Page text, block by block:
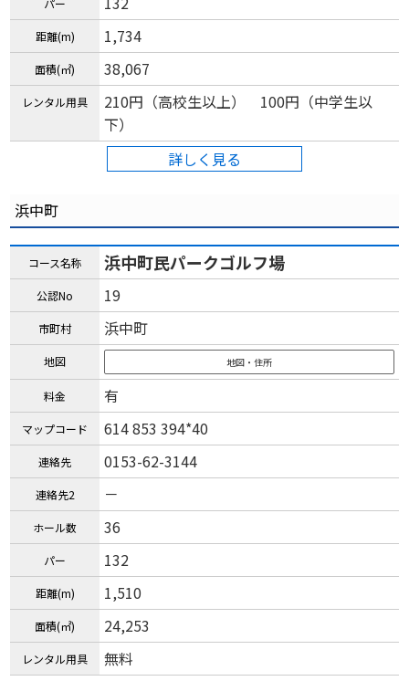
パー
距離(m) 1,734
面積(㎡) 38,067
レンタル用具
210円（高校生以上） 100円（中学生以
下）
詳しく見る
浜中町
コース名称 浜中町民パークゴルフ場
公認No 19
市町村 浜中町
地図 地図・住所
料金 有
マップコード 614 853 394*40
連絡先 0153-62-3144
連絡先2 －
ホール数 36
パー 132
距離(m) 1,510
面積(㎡) 24,253
レンタル用具 無料